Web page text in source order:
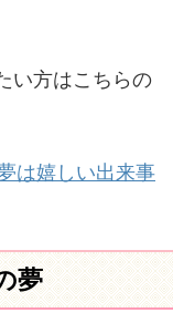
い方はこちらの
は嬉しい出来事
夢